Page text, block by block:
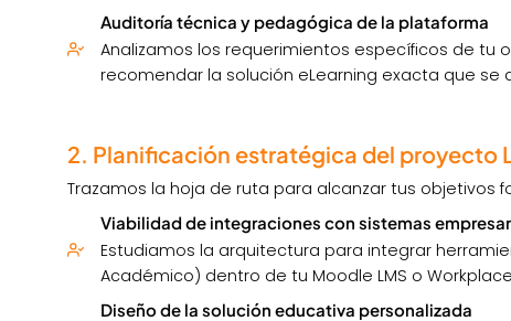
Auditoría técnica y pedagógica de la plataforma
Analizamos los requerimientos específicos de tu
recomendar la solución eLearning exacta que se
2. Planificación estratégica del proyecto
Trazamos la hoja de ruta para alcanzar tus objetivos
Viabilidad de integraciones con sistemas
Estudiamos la arquitectura para integrar
Académico) dentro de tu Moodle LMS o
Diseño de la solución educativa personalizada